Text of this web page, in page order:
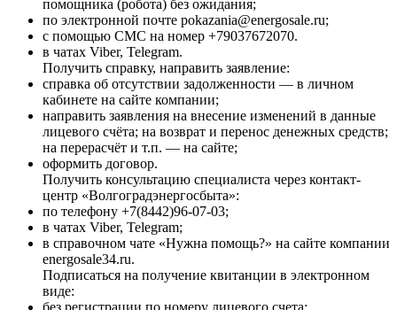
помощника (робота) без ожидания;
по электронной почте pokazania@energosale.ru;
с помощью СМС на номер +79037672070.
в чатах Viber, Telegram.
Получить справку, направить заявление:
справка об отсутствии задолженности — в личном
кабинете на сайте компании;
направить заявления на внесение изменений в данные
лицевого счёта; на возврат и перенос денежных средств;
на перерасчёт и т.п. — на сайте;
оформить договор.
Получить консультацию специалиста через контакт-
центр «Волгоградэнергосбыта»:
по телефону +7(8442)96-07-03;
в чатах Viber, Telegram;
в справочном чате «Нужна помощь?» на сайте компании
energosale34.ru.
Подписаться на получение квитанции в электронном
виде: